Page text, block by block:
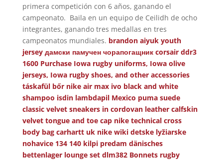
primera competición con 6 años, ganando el
campeonato. Baila en un equipo de Ceilidh de ocho
integrantes, ganando tres medallas en tres
campeonatos mundiales. brandon aiyuk youth
jersey дамски памучен чорапогащник corsair ddr3
1600 Purchase Iowa rugby uniforms, Iowa olive
jerseys, Iowa rugby shoes, and other accessories
táskafül bőr nike air max ivo black and white
shampoo isdin lambdapil Mexico puma suede
classic velvet sneakers in cordovan leather calfskin
velvet tongue and toe cap nike technical cross
body bag carhartt uk nike wiki detske lyžiarske
nohavice 134 140 kilpi predam dänisches
bettenlager lounge set dlm382 Bonnets rugby